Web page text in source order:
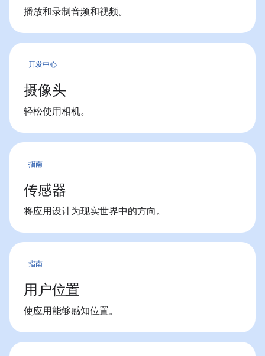
播放和录制音频和视频。
开发中心
摄像头
轻松使用相机。
指南
传感器
将应用设计为现实世界中的方向。
指南
用户位置
使应用能够感知位置。